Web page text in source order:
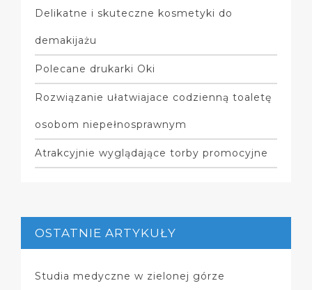
Delikatne i skuteczne kosmetyki do
demakijażu
Polecane drukarki Oki
Rozwiązanie ułatwiajace codzienną toaletę
osobom niepełnosprawnym
Atrakcyjnie wyglądające torby promocyjne
OSTATNIE ARTYKUŁY
Studia medyczne w zielonej górze